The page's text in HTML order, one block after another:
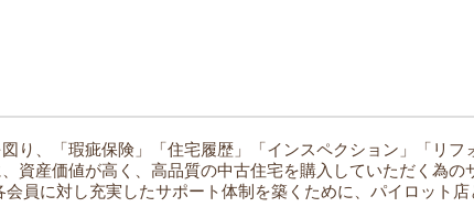
り、「瑕疵保険」「住宅履歴」「インスペクション」「リフ
資産価値が高く、高品質の中古住宅を購入していただく為の
員に対し充実したサポート体制を築くために、パイロット店